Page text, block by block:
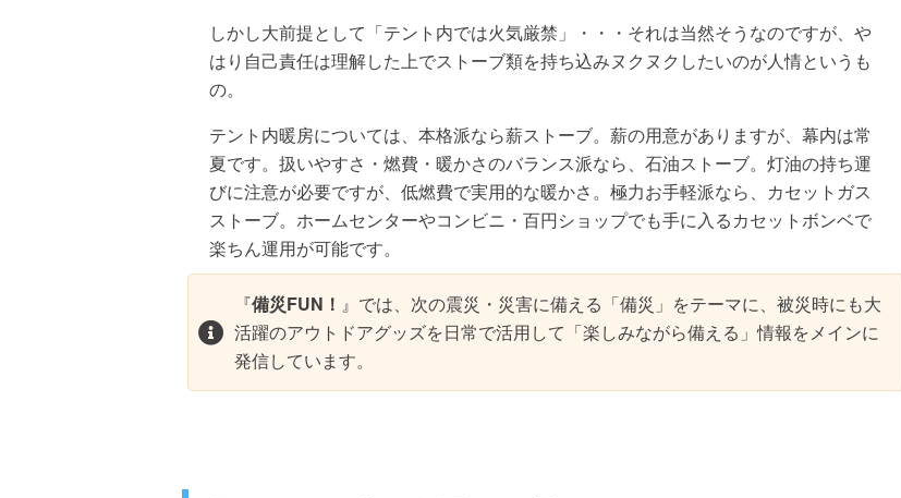
しかし大前提として「テント内では火気厳禁」・・・それは当然そうなのですが、や
はり自己責任は理解した上でストーブ類を持ち込みヌクヌクしたいのが人情というも
の。
テント内暖房については、本格派なら薪ストーブ。薪の用意がありますが、幕内は常
夏です。扱いやすさ・燃費・暖かさのバランス派なら、石油ストーブ。灯油の持ち運
びに注意が必要ですが、低燃費で実用的な暖かさ。極力お手軽派なら、カセットガス
ストーブ。ホームセンターやコンビニ・百円ショップでも手に入るカセットボンベで
楽ちん運用が可能です。
『備災FUN！ 』では、次の震災・災害に備える「備災」をテーマに、被災時にも大
活躍のアウトドアグッズを日常で活用して「楽しみながら備える」情報をメインに
発信しています。